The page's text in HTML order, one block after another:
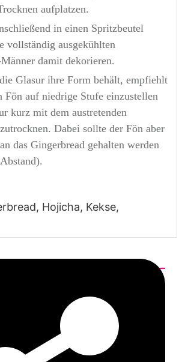
aufplatzen.
in einen Spritzbeutel
vollständig ausgekühlten
damit dekorieren.
Glasur ihre Form behält, empfiehlt
Fön auf niedrige Stufe einzustellen
kurz mit dem austretenden
Dabei sollte der Fön aber
das Gingerbread gehalten werden
Hojicha, Kekse,